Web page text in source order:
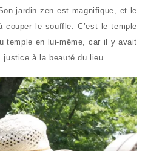
jardin zen est magnifique, et le
couper le souffle. C’est le temple
temple en lui-même, car il y avait
justice à la beauté du lieu.